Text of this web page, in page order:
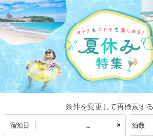
条件を変更して再検索する
宿泊日 × 泊数